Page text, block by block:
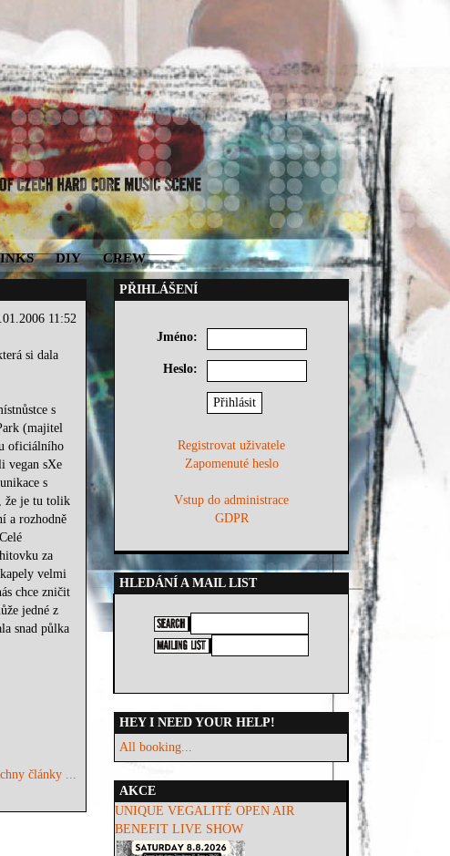
DIY CREW
11:52
si dala
s
(majitel
oficiálního
vegan sXe
s
že je tu tolik
a rozhodně
za
velmi
chce zničit
jedné z
snad půlka
články ...
PŘIHLÁŠENÍ
Jméno:
Heslo:
Registrovat uživatele
Zapomenuté heslo
Vstup do administrace
GDPR
HLEDÁNÍ A MAIL LIST
HEY I NEED YOUR HELP!
All booking...
AKCE
UNIQUE VEGALITÉ OPEN AIR
BENEFIT LIVE SHOW